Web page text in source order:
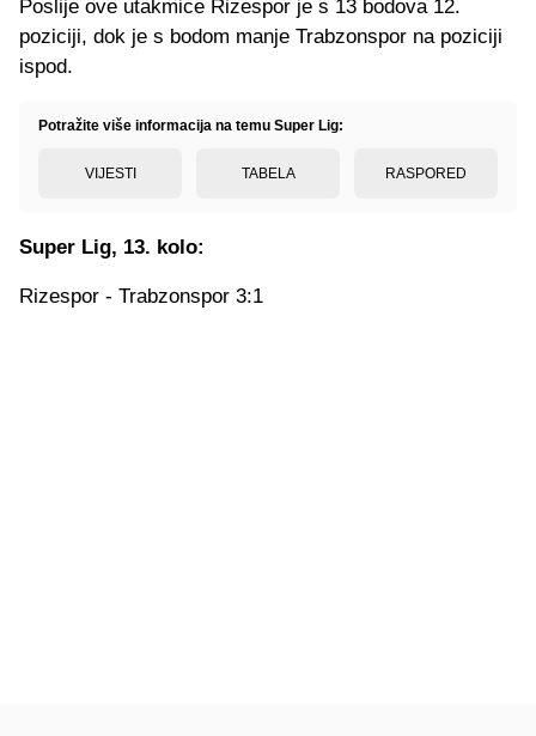
Poslije ove utakmice Rizespor je s 13 bodova 12.
poziciji, dok je s bodom manje Trabzonspor na poziciji
ispod.
Potražite više informacija na temu Super Lig:
VIJESTI TABELA RASPORED
Super Lig, 13. kolo:
Rizespor - Trabzonspor 3:1